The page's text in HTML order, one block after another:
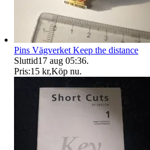
Pins Vägverket Keep the distance
Sluttid17 aug 05:36.
Pris:15 kr,Köp nu.